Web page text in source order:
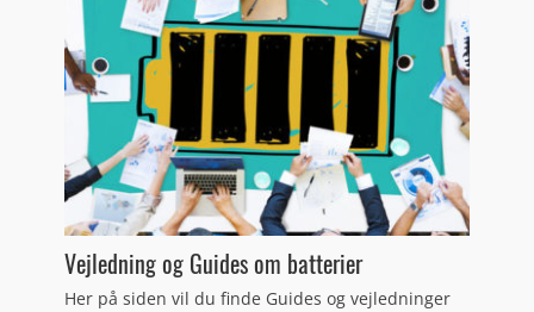
Vejledning og Guides om batterier
Her på siden vil du finde Guides og vejledninger